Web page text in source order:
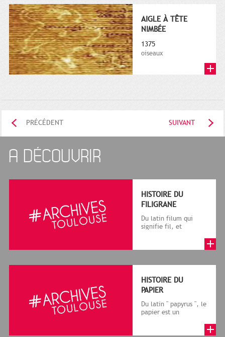
AIGLE À TÊTE
NIMBÉE
1375
oiseaux
PRÉCÉDENT SUIVANT
A DÉCOUVRIR
HISTOIRE DU
FILIGRANE
Du latin filum qui
signifie fil, et
le cadre de la f...
HISTOIRE DU
PAPIER
Du latin " papyrus ", le
papier est un